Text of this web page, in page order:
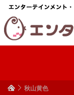
秋山黄色